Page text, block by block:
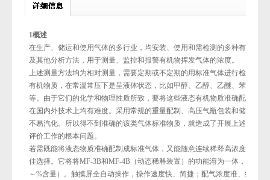
1概述
在生产、储运和使用气体的多行业，均安装、使用和需检测的多种有机挥
及其他分析方法，用于测量、监控和报警有机物挥发气体的浓度。
上述测量方法均为相对测量，需要定期或不定期的用标准气体进行检定、
有机物质，在常温常压下是呈液体状态，比如甲醇、乙醇、乙醚、苯、环
等。由于它们的化学和物理性质所致，要将这些液态有机物质准确配制成
在国内外技术上均有难度。采用常规的重量配制、高压气瓶包装和储存，
不易汽化。所以得不到准确的该类气体标准物质，就造成了开展上述气体
评价工作的根本问题。
若需既能将液态物质准确配制成标准气体，又能随意连续稀释高浓度的瓶
佳选择。它将将MF-3B和MF-4B（动态稀释装置）的功能溶为一体，配气浓
～%含量）。触摸屏全自动操作，操作速度快、简捷；配气浓度准、线性好